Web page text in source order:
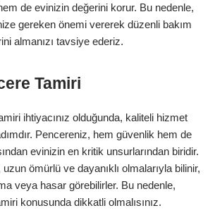
de evinizin değerini korur. Bu nedenle,
gereken önemi vererek düzenli bakım
almanızı tavsiye ederiz.
Tamiri
ihtiyacınız olduğunda, kaliteli hizmet
Pencereniz, hem güvenlik hem de
evinizin en kritik unsurlarından biridir.
ömürlü ve dayanıklı olmalarıyla bilinir,
veya hasar görebilirler. Bu nedenle,
konusunda dikkatli olmalısınız.